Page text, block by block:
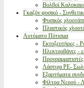
Βολβοί
Γκαζόν φυσικό -
Φυσικός
Πλαστικός
Αυτόματο Πότισμα
Εκτοξευτήρες -
Ηλεκτροβάνες -
Λάστιχα PE-
Εξαρτήματα
Φίλτρα Νερού -